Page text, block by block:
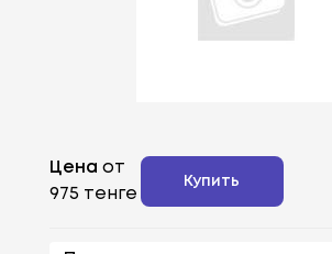
Цена от
975 тенге
Купить